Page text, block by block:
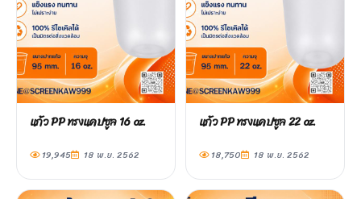
แก้ว PP ทรงแคปซูล 16 oz.
19,945 18 พ.ย. 2562
แก้ว PP ทรงแคปซูล 22 oz.
18,750 18 พ.ย. 2562